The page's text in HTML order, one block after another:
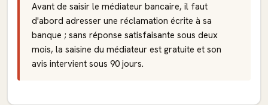
Avant de saisir le médiateur bancaire, il faut
d'abord adresser une réclamation écrite à sa
banque ; sans réponse satisfaisante sous deux
mois, la saisine du médiateur est gratuite et son
avis intervient sous 90 jours.